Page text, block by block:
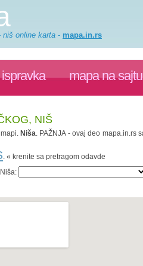
niš online karta - mapa.in.rs
ispravka mapa na sajtu
NIŠ
Niša. PAŽNJA - ovaj deo mapa.in.rs
. « krenite sa pretragom odavde